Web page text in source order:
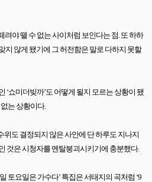
려야 뗄 수 없는 사이처럼 보인다는 점.또 하하
지 않게 됐기에 그 허전함은 말로 다하지 못할
‘쇼미더빚까’도 어떻게 될지 모르는 상황이 됐
는 상황이다.
도 결정되지 않은 사안에 단 하루도 지나지
것은 시청자를 멘탈붕괴시키기에 충분했다.
토요일은 가수다’ 특집은 서태지의 곡처럼 ‘9